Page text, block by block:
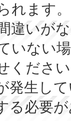
れます
違いが
いない
くださ
発生し
る必要